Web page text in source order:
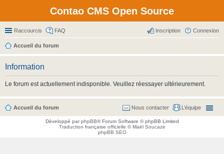
Contao CMS Open Source
Raccourcis FAQ Connexion
Inscription
Accueil du forum
Information
Le forum est actuellement indisponible. Veuillez réessayer ultérieurement.
Accueil du forum L’équipe
Nous contacter
Développé parphpBB® Forum Software © phpBB Limited
Traduction française officielle ©Maël Soucaze
phpBB SEO